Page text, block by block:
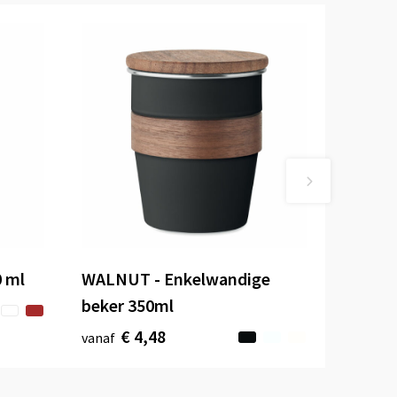
ml
WALNUT - Enkelwandige
beker 350ml
vanaf € 4,48